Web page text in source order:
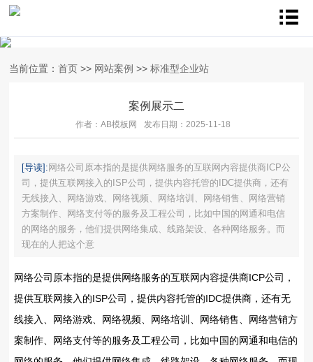
当前位置： 首页 >> 网站案例 >> 标准型企业站
案例展示二
作者：AB模板网 发布日期：2025-11-18
[导读]:网络公司原本指的是提供网络服务的互联网内容提供商ICP公
司，提供互联网接入的ISP公司，提供内容托管的IDC提供商，还有
无线接入、网络游戏、网络视频、网络培训、网络销售、网络营销
方案制作、网络支付等的服务及工程公司，比如中国的网通和电信
的网络的服务，他们提供网络集成、线路架设、各种网络服务。而
现在的人把这个意
网络公司原本指的是提供网络服务的互联网内容提供商ICP公司，
提供互联网接入的ISP公司，提供内容托管的IDC提供商，还有无
线接入、网络游戏、网络视频、网络培训、网络销售、网络营销方
案制作、网络支付等的服务及工程公司，比如中国的网通和电信的